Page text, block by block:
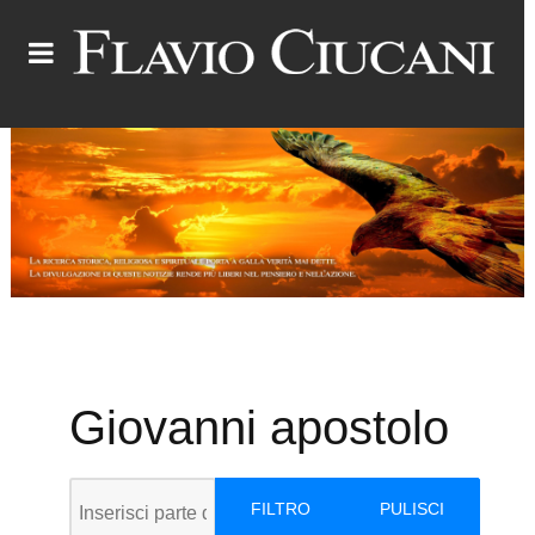
Giovanni apostolo
FILTRO PULISCI